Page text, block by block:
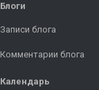
Блоги
Записи блога
Комментарии блога
Календарь